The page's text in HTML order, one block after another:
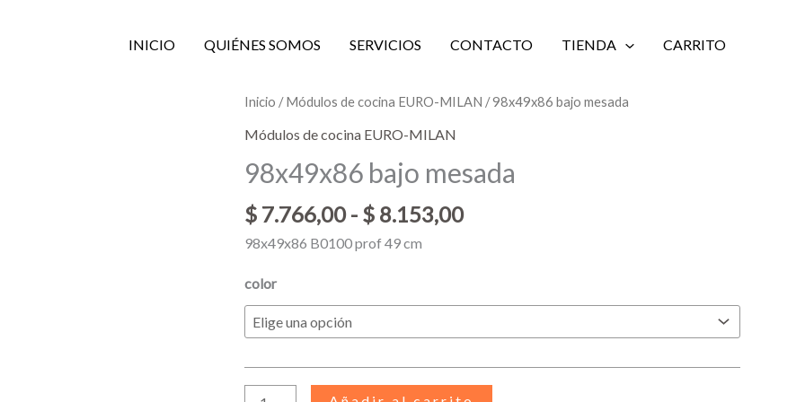
INICIO QUIÉNES SOMOS SERVICIOS CONTACTO TIENDA CARRITO
Inicio /Módulos de cocina EURO-MILAN / 98x49x86 bajo mesada
Módulos de cocina EURO-MILAN
98x49x86 bajo mesada
$ 7.766,00 - $ 8.153,00
Rango
desde
hasta
98x49x86 B0100 prof 49 cm
color
98x49x86
cantidad